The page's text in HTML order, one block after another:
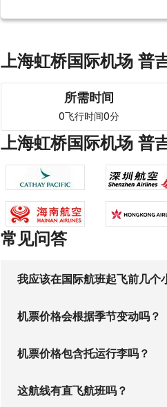
上海虹桥国际机场 普
所需时间
0飞行时间0分
上海虹桥国际机场 普
常见问答
我应该在国际航班起飞前几个
机票价格会根据季节变动吗？
机票价格包含托运行李吗？
这航线有直飞航班吗？